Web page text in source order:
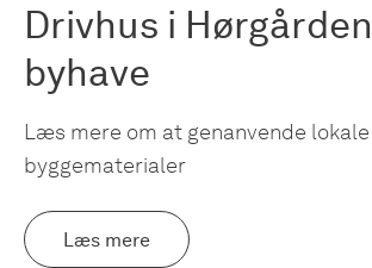
Drivhus i
byhave
Læs mere om at genanvende lokale
byggematerialer
Læs mere